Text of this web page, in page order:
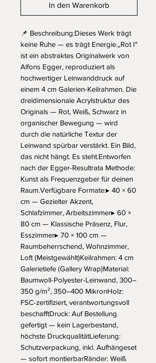
In den Warenkorb
📌 Beschreibung:Dieses Werk trägt
keine Ruhe — es trägt Energie.„Rot I"
ist ein abstraktes Originalwerk von
Alfons Egger, reproduziert als
hochwertiger Leinwanddruck auf
einem 4 cm Galerien-Keilrahmen. Die
dreidimensionale Acrylstruktur des
Originals — Rot, Weiß, Schwarz in
organischer Bewegung — wird
durch die natürliche Textur der
Leinwand spürbar verstärkt. Ein Bild,
das nicht hängt. Es steht.Entworfen
nach der Egger-Resultrata Methode:
Kunst als Frequenzgeber für deinen
Raum.Verfügbare Formate:▸ 40 × 60
cm — Gezielter Akzent,
Schlafzimmer, Arbeitszimmer▸ 60 ×
80 cm — Klassische Präsenz, Flur,
Esszimmer▸ 70 × 100 cm —
Raumbeherrschend, Wohnzimmer,
Loft (Meistgewählt)Keilrahmen: 4 cm
Galerietiefe (Gallery Wrap)Material:
Baumwoll-Polyester-Leinwand, 300–
350 g/m², 350–400 MikronHolz:
FSC-zertifiziert, verantwortungsvoll
beschafftDruck: Auf Bestellung
gefertigt — kein Lagerbestand,
höchste DruckqualitätLieferung:
Schutzverpackung, inkl. Aufhängeset
— sofort montierbarRänder: Weiß